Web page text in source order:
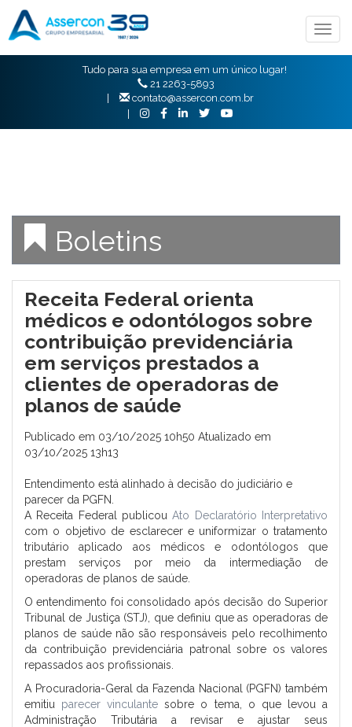
Tudo para sua empresa em um único lugar!
21 2263-5893
contato@assercon.com.br
Boletins
Receita Federal orienta
médicos e odontólogos sobre
contribuição previdenciária
em serviços prestados a
clientes de operadoras de
planos de saúde
Publicado em 03/10/2025 10h50 Atualizado em
03/10/2025 13h13
Entendimento está alinhado à decisão do judiciário e
parecer da PGFN.
A Receita Federal publicouAto Declaratório Interpretativo
com o objetivo de esclarecer e uniformizar o tratamento
tributário aplicado aos médicos e odontólogos que
prestam serviços por meio da intermediação de
operadoras de planos de saúde.
O entendimento foi consolidado após decisão do Superior
Tribunal de Justiça (STJ), que definiu que as operadoras de
planos de saúde não são responsáveis pelo recolhimento
da contribuição previdenciária patronal sobre os valores
repassados aos profissionais.
A Procuradoria-Geral da Fazenda Nacional (PGFN) também
emitiu parecer vinculante sobre o tema, o que levou a
Administração Tributária a revisar e ajustar seus